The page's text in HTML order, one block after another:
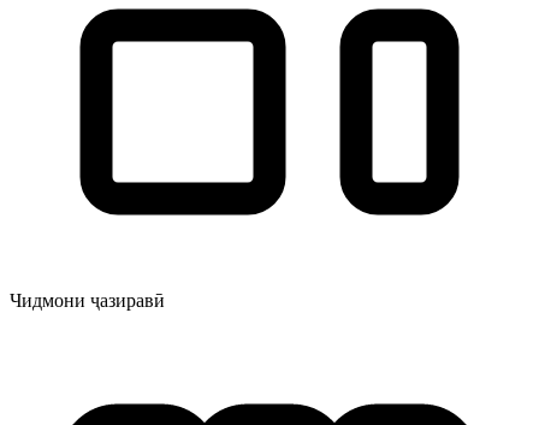
Чидмони ҷазиравӣ